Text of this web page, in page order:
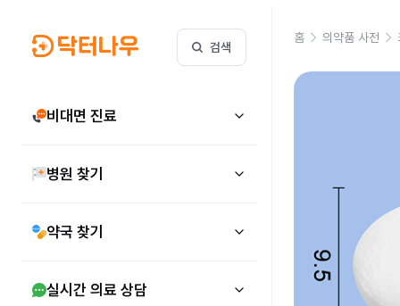
검색
비대면 진료
병원 찾기
약국 찾기
실시간 의료 상담
홈 의약품 사전